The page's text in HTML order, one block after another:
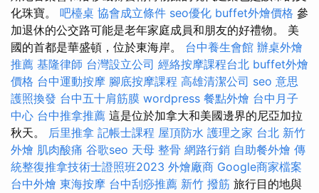
化珠寶。 吧檯桌 協會成立條件 seo優化 buffet外燴價格 參
加退休的公交路可能是老年家庭成員和朋友的好禮物。 美
國的首都是華盛頓，位於東海岸。 台中養生會館 辦桌外燴
推薦 基隆律師 台灣設立公司 經絡按摩課程台北 buffet外燴
價格 台中運動按摩 腳底按摩課程 高雄清潔公司 seo 意思
護照換發 台中五十肩筋膜 wordpress 餐點外燴 台中月子
中心 台中推拿推薦 這是位於加拿大和美國邊界的尼亞加拉
秋天。 后里推拿 記帳士課程 屋頂防水 護理之家 台北 新竹
外燴 肌肉酸痛 谷歌seo 天母 整骨 網路行銷 自助餐外燴 傳
統整復推拿技術士證照班2023 外燴廠商 Google商家檔案
台中外燴 東海按摩 台中刮痧推薦 新竹 撥筋 旅行目的地與